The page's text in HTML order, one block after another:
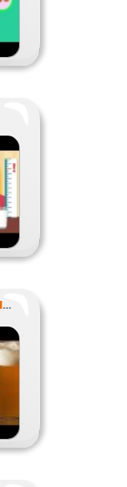
GLUTÉNMENTESEN - KINEK IS?!